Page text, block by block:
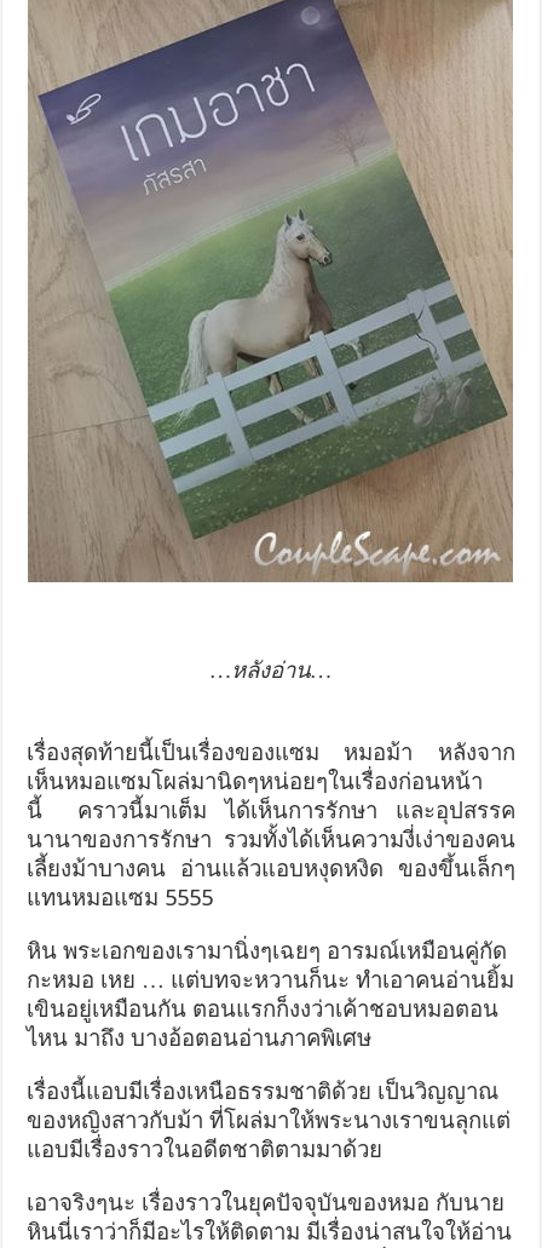
…หลังอ่าน…
เรื่องสุดท้ายนี้เป็นเรื่องของแซม หมอม้า หลังจาก
เห็นหมอแซมโผล่มานิดๆหน่อยๆในเรื่องก่อนหน้า
นี้ คราวนี้มาเต็ม ได้เห็นการรักษา และอุปสรรค
นานาของการรักษา รวมทั้งได้เห็นความงี่เง่าของคน
เลี้ยงม้าบางคน อ่านแล้วแอบหงุดหงิด ของขึ้นเล็กๆ
แทนหมอแซม 5555
หิน พระเอกของเรามานิ่งๆเฉยๆ อารมณ์เหมือนคู่กัด
กะหมอ เหย … แต่บทจะหวานก็นะ ทำเอาคนอ่านยิ้ม
เขินอยู่เหมือนกัน ตอนแรกก็งงว่าเค้าชอบหมอตอน
ไหน มาถึง บางอ้อตอนอ่านภาคพิเศษ
เรื่องนี้แอบมีเรื่องเหนือธรรมชาติด้วย เป็นวิญญาณ
ของหญิงสาวกับม้า ที่โผล่มาให้พระนางเราขนลุกแต่
แอบมีเรื่องราวในอดีตชาติตามมาด้วย
เอาจริงๆนะ เรื่องราวในยุคปัจจุบันของหมอ กับนาย
หินนี่เราว่าก็มีอะไรให้ติดตาม มีเรื่องน่าสนใจให้อ่าน